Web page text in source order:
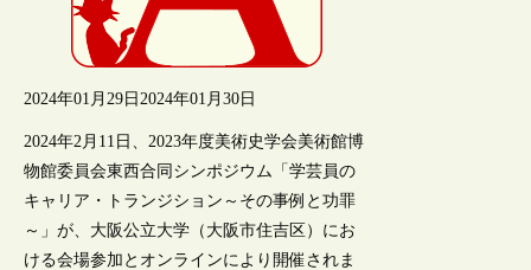
2024年01月29日 2024年01月30日
2024年2月11日、2023年度美術史学会美術館博
物館委員会東西合同シンポジウム「学芸員の
キャリア・トランジション～その事例と功罪
～」が、大阪公立大学（大阪市住吉区）にお
ける会場参加とオンラインにより開催されま